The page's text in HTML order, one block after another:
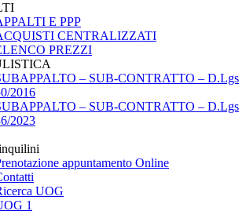
E PPP
CENTRALIZZATI
PREZZI
– SUB-CONTRATTO – D.Lgs
2016
– SUB-CONTRATTO – D.Lgs
2023
appuntamento Online
UOG
1